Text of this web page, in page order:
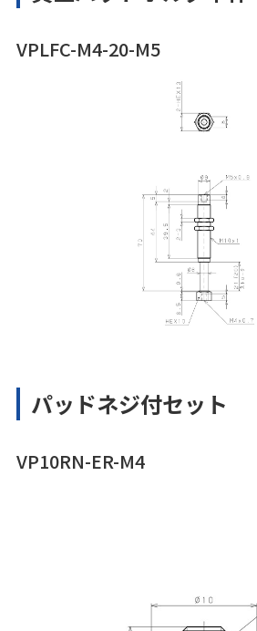
VPLFC-M4-20-M5
パッドネジ付セット
VP10RN-ER-M4